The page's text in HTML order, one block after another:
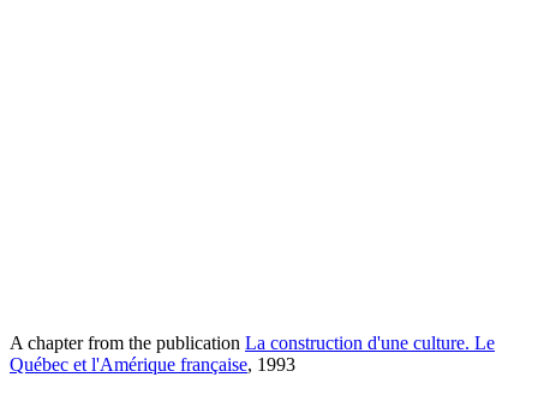
A chapter from the publication La construction d'une culture. Le
Québec et l'Amérique française, 1993